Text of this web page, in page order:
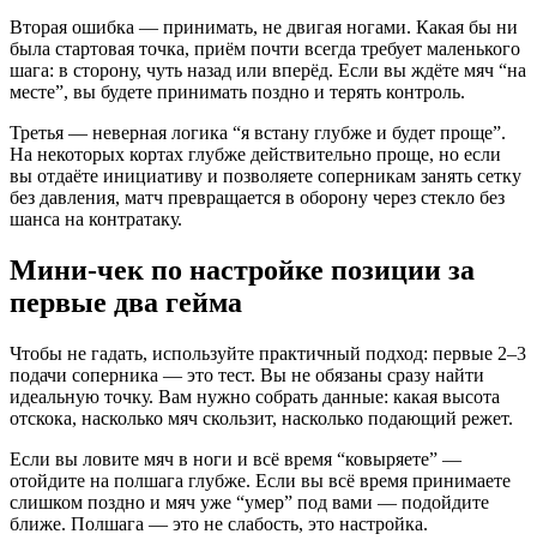
Вторая ошибка — принимать, не двигая ногами. Какая бы ни
была стартовая точка, приём почти всегда требует маленького
шага: в сторону, чуть назад или вперёд. Если вы ждёте мяч “на
месте”, вы будете принимать поздно и терять контроль.
Третья — неверная логика “я встану глубже и будет проще”.
На некоторых кортах глубже действительно проще, но если
вы отдаёте инициативу и позволяете соперникам занять сетку
без давления, матч превращается в оборону через стекло без
шанса на контратаку.
Мини-чек по настройке позиции за
первые два гейма
Чтобы не гадать, используйте практичный подход: первые 2–3
подачи соперника — это тест. Вы не обязаны сразу найти
идеальную точку. Вам нужно собрать данные: какая высота
отскока, насколько мяч скользит, насколько подающий режет.
Если вы ловите мяч в ноги и всё время “ковыряете” —
отойдите на полшага глубже. Если вы всё время принимаете
слишком поздно и мяч уже “умер” под вами — подойдите
ближе. Полшага — это не слабость, это настройка.